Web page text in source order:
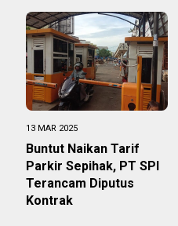
13 MAR 2025
Buntut Naikan Tarif
Parkir Sepihak, PT SPI
Terancam Diputus
Kontrak